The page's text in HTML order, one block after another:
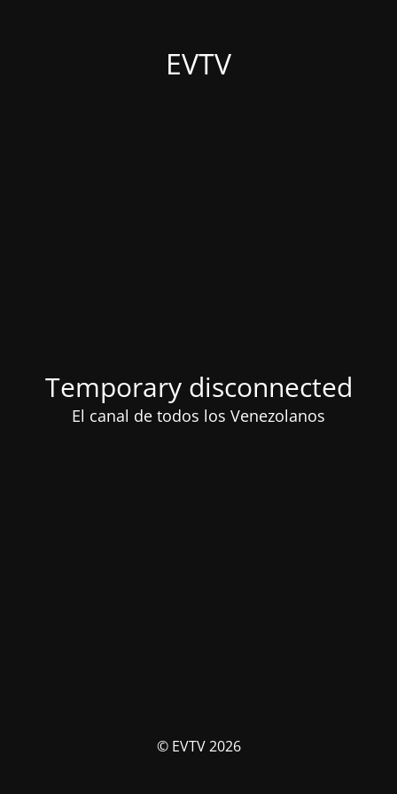
EVTV
Temporary disconnected
El canal de todos los Venezolanos
© EVTV 2026